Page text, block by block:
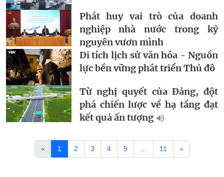
Phát huy vai trò của doanh
nghiệp nhà nước trong kỷ
nguyên vươn mình
Di tích lịch sử văn hóa - Nguồn
lực bền vững phát triển Thủ đô
Từ nghị quyết của Đảng, đột
phá chiến lược về hạ tầng đạt
kết quả ấn tượng
« 1 2 3 4 5 11 »